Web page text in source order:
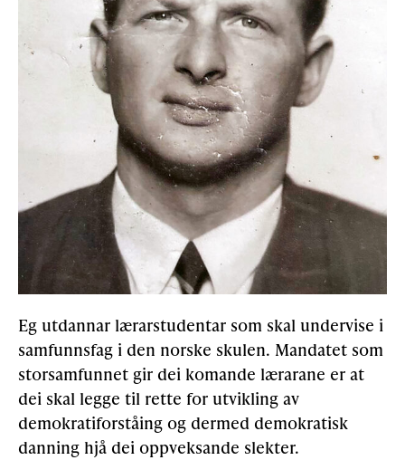
Levd liv
FÅ TILGONG
BLI MEDLEM
Gløymt passord Allereie medlem?
Eg utdannar lærarstudentar som skal undervise i
samfunnsfag i den norske skulen. Mandatet som
storsamfunnet gir dei komande lærarane er at
dei skal legge til rette for utvikling av
demokratiforståing og dermed demokratisk
danning hjå dei oppveksande slekter.